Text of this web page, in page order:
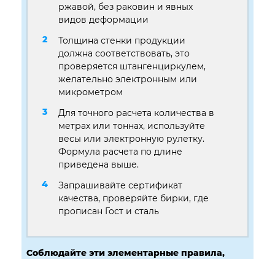
ржавой, без раковин и явных
видов деформации
Толщина стенки продукции
должна соответствовать, это
проверяется штангенциркулем,
желательно электронным или
микрометром
Для точного расчета количества в
метрах или тоннах, используйте
весы или электронную рулетку.
Формула расчета по длине
приведена выше.
Запрашивайте сертификат
качества, проверяйте бирки, где
прописан Гост и сталь
Соблюдайте эти элементарные правила,